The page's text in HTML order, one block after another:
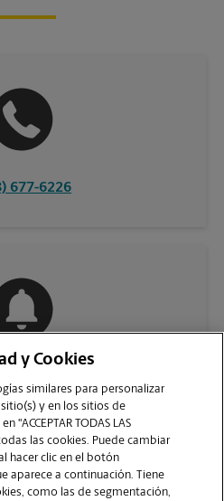
677-6226
y Cookies
similares para personalizar
y en los sitios de
"ACCEPTAR TODAS LAS
las cookies. Puede cambiar
hacer clic en el botón
aparece a continuación. Tiene
como las de segmentación,